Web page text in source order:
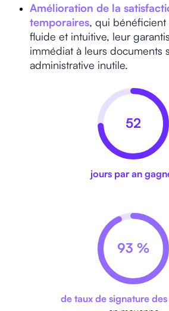
Amélioration de la
temporaires, qui bénéficient
fluide et intuitive, leur
immédiat à leurs documents
administrative inutile.
52
jours par an
93 %
de taux de signature